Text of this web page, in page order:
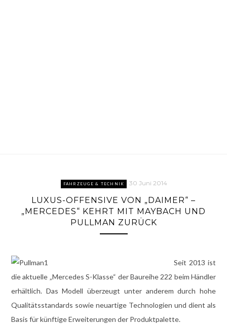
FAHRZEUGE & TECHNIK 30 Juni 2014
LUXUS-OFFENSIVE VON „DAIMER“ –
„MERCEDES“ KEHRT MIT MAYBACH UND
PULLMAN ZURÜCK
Seit 2013 ist
die aktuelle „Mercedes S-Klasse“ der Baureihe 222 beim Händler
erhältlich. Das Modell überzeugt unter anderem durch hohe
Qualitätsstandards sowie neuartige Technologien und dient als
Basis für künftige Erweiterungen der Produktpalette.